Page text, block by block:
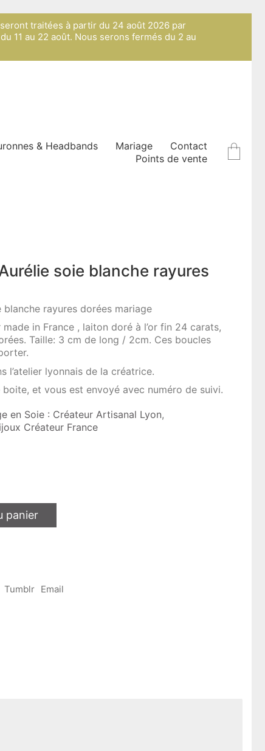
traitées à partir du 24 août 2026 par
11 au 22 août. Nous serons fermés du 2 au
& Headbands Mariage
Contact
Points de vente
soie blanche rayures
blanche rayures dorées mariage
made in France , laiton doré à l’or fin 24 carats,
Taille: 3 cm de long / 2cm. Ces boucles
l’atelier lyonnais de la créatrice.
et vous est envoyé avec numéro de suivi.
en Soie : Créateur Artisanal Lyon,
Créateur France
panier
Tumblr Email